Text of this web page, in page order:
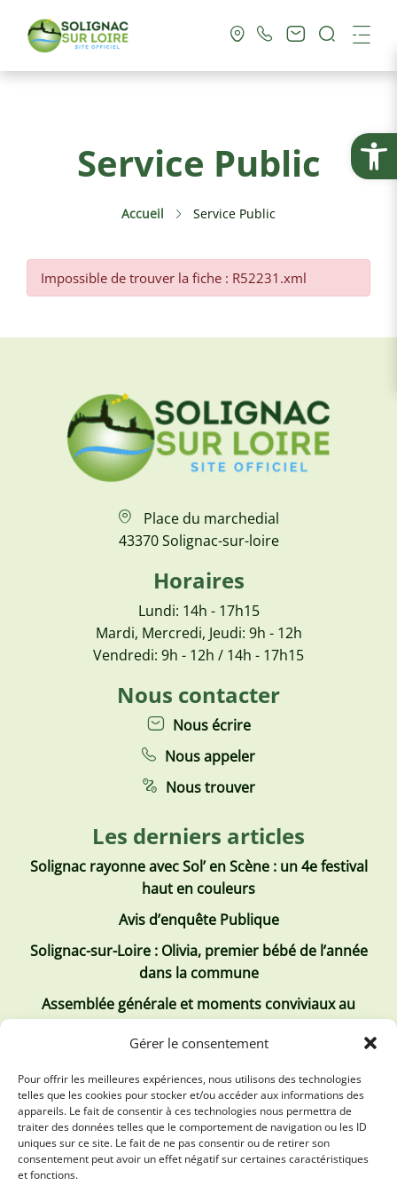
Ouvrir
Gérer le consentement
Pour offrir les meilleures expériences, nous utilisons des technologies
telles que les cookies pour stocker et/ou accéder aux informations des
appareils. Le fait de consentir à ces technologies nous permettra de
traiter des données telles que le comportement de navigation ou les ID
uniques sur ce site. Le fait de ne pas consentir ou de retirer son
consentement peut avoir un effet négatif sur certaines caractéristiques
et fonctions.
Vie Pratique
Culture & Loisirs
Tourisme
Service Public
Accueil Service Public
Impossible de trouver la fiche : R52231.xml
Place du marchedial
43370 Solignac-sur-loire
Horaires
Lundi: 14h - 17h15
Mardi, Mercredi, Jeudi: 9h - 12h
Vendredi: 9h - 12h / 14h - 17h15
Nous contacter
Nous écrire
Nous appeler
Nous trouver
Les derniers articles
Solignac rayonne avec Sol’ en Scène : un 4e festival
haut en couleurs
Avis d’enquête Publique
Solignac-sur-Loire : Olivia, premier bébé de l’année
dans la commune
Assemblée générale et moments conviviaux au
Les derniers comptes rendus
Conseil municipal 2 juillet 2026
Conseil Municipal du 30 avril 2026